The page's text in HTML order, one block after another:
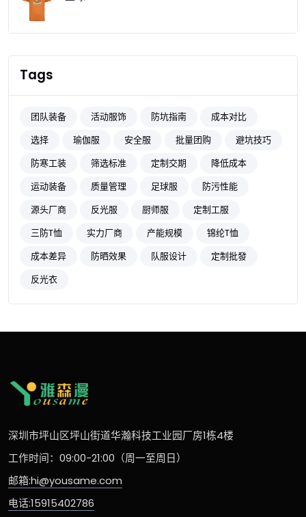
Tags
团队装备 活动服饰 防坑指南
成本对比
选择
瑜伽服 安全服 批量团购
避坑技巧
防寒工装
筛选标准 定制交期
降低成本
运动装备
质量管理 足球服
防污性能
源头厂商
反光服 厨师服
定制工服
三防T恤
实力厂商 产能规模
锦纶T恤
成本差异
防晒效果 队服设计
定制批發
反光衣
深圳市坪山区坪山街道华瀚科技工业园厂房1栋4楼
工作时间：09:00-21:00（周一至周日）
邮箱:hi@yousame.com
电话:15915402786